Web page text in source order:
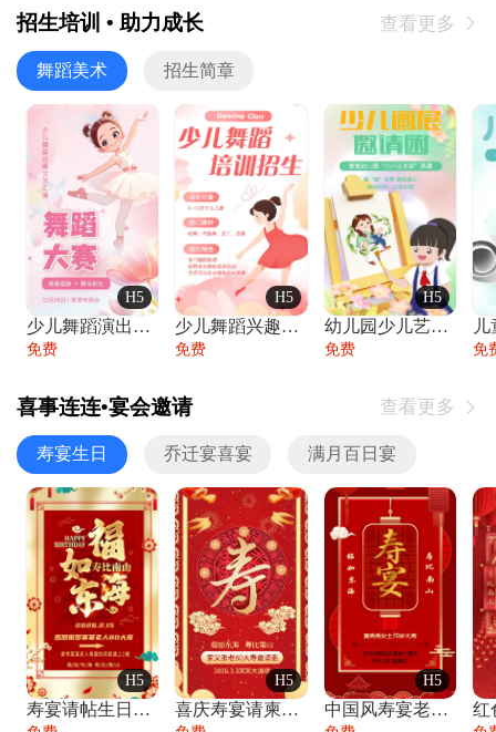
招生培训 • 助力成长 查看更多 
舞蹈美术 招生简章
H5
少儿舞蹈演出舞蹈比赛跳舞大赛文艺汇演活动
免费
H5
少儿舞蹈兴趣班艺术培训学校招生宣传
免费
H5
幼儿园少儿艺术展览绘画展摄影作品展美术展
免费 免
喜事连连•宴会邀请 查看更多 
寿宴生日 乔迁宴喜宴 满月百日宴
H5
寿宴请帖生日宴邀请函老人寿星生日快乐祝寿
H5
喜庆寿宴请柬老人生日宴会邀请函请柬过大寿
H5
中国风寿宴老人生日宴会邀请函寿宴请帖请柬